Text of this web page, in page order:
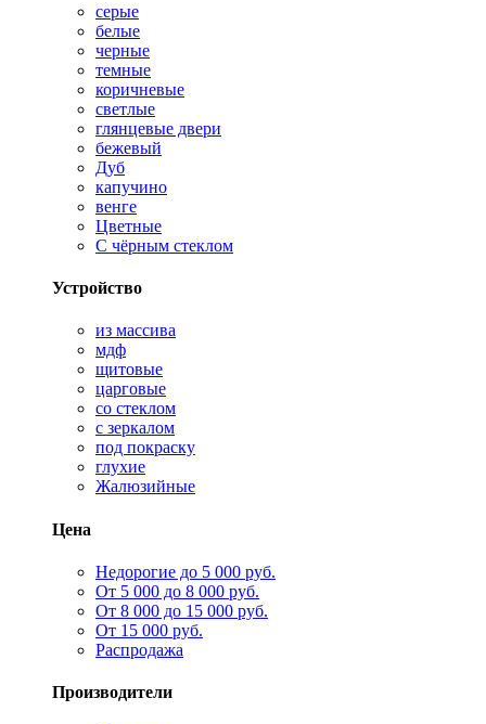
серые
белые
черные
темные
коричневые
светлые
глянцевые двери
бежевый
Дуб
капучино
венге
Цветные
С чёрным стеклом
Устройство
из массива
мдф
щитовые
царговые
со стеклом
с зеркалом
под покраску
глухие
Жалюзийные
Цена
Недорогие до 5 000 руб.
От 5 000 до 8 000 руб.
От 8 000 до 15 000 руб.
От 15 000 руб.
Распродажа
Производители